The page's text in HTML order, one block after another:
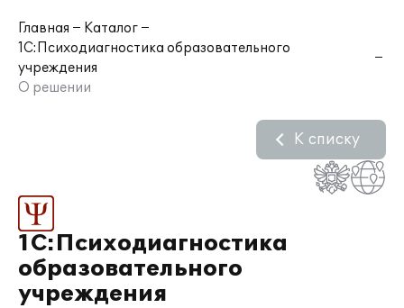
Главная
Каталог
1С:Психодиагностика образовательного
учреждения
О решении
1С:Психодиагностика
образовательного
учреждения
К списку